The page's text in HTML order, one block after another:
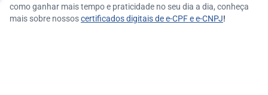
como ganhar mais tempo e praticidade no seu dia a dia, conheça
mais sobre nossoscertificados digitais de e-CPF e e-CNPJ!